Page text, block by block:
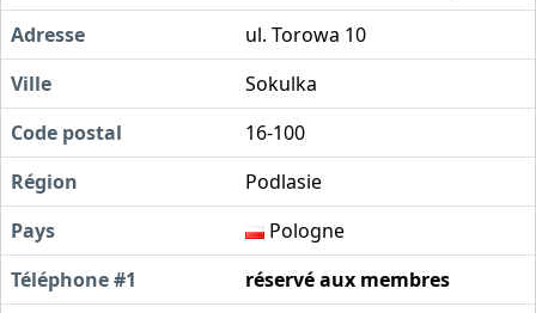
Adresse
ul. Torowa 10
Ville
Sokulka
Code postal
16-100
Région
Podlasie
Pays
Pologne
Téléphone #1
réservé aux membres